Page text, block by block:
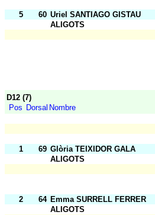
5 60 Uriel SANTIAGO GISTAU
ALIGOTS
D12 (7)
Pos Dorsal Nombre
1 69 Glòria TEIXIDOR GALA
ALIGOTS
2 64 Emma SURRELL FERRER
ALIGOTS